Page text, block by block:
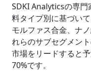
SDKI Analyticsの専
料タイプ別に基づい
モルファス合金、ナ
れらのサブセグメン
市場をリードすると
70%です。